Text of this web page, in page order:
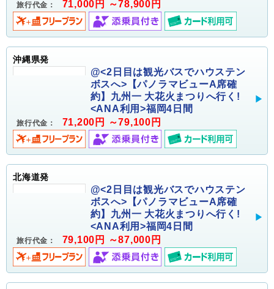
旅行代金： 71,000円 ～78,900円
沖縄県発
@<2日目は観光バスでハウステン
ボスへ>【パノラマビューA席確
約】九州一 大花火まつりへ行く!
<ANA利用>福岡4日間
旅行代金： 71,200円 ～79,100円
北海道発
@<2日目は観光バスでハウステン
ボスへ>【パノラマビューA席確
約】九州一 大花火まつりへ行く!
<ANA利用>福岡4日間
旅行代金： 79,100円 ～87,000円